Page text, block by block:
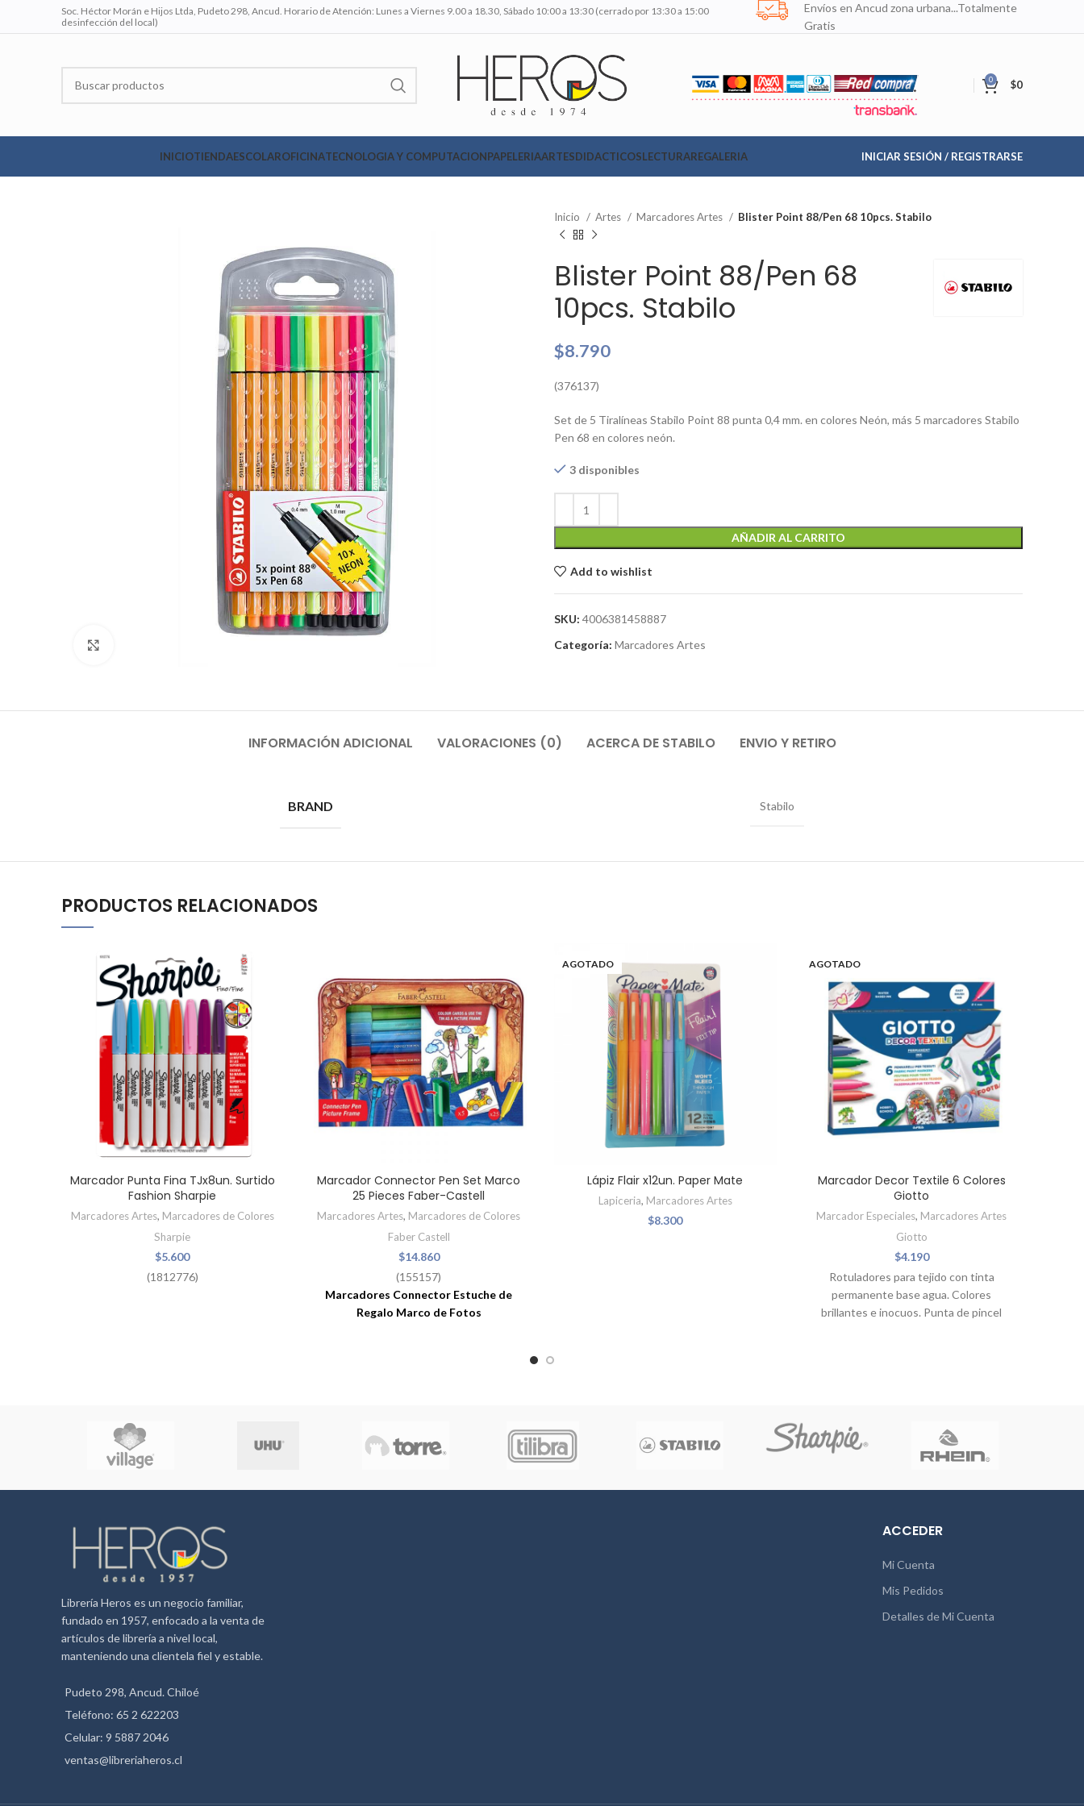
Soc. Héctor Morán e Hijos Ltda, Pudeto 298, Ancud. Horario de Atención: Lunes a Viernes 9.00 a 18.30, Sábado 10:00 a 13:30 (cerrado por 13:30 a 15:00
desinfección del local)
Envíos en Ancud zona urbana...Totalmente
Gratis
0 $0
INICIOTIENDAESCOLAROFICINATECNOLOGIA Y COMPUTACIONPAPELERIAARTESDIDACTICOSLECTURAREGALERIA INICIAR SESIÓN / REGISTRARSE
Inicio Artes Marcadores Artes Blister Point 88/Pen 68 10pcs. Stabilo
Blister Point 88/Pen 68
10pcs. Stabilo
$8.790
(376137)
Set de 5 Tiralíneas Stabilo Point 88 punta 0,4 mm. en colores Neón, más 5 marcadores Stabilo
Pen 68 en colores neón.
3 disponibles
AÑADIR AL CARRITO
Add to wishlist
SKU: 4006381458887
Categoría: Marcadores Artes
INFORMACIÓN ADICIONAL VALORACIONES (0) ACERCA DE STABILO ENVIO Y RETIRO
BRAND Stabilo
PRODUCTOS RELACIONADOS
Marcador Punta Fina TJx8un. Surtido
Fashion Sharpie
Marcadores Artes, Marcadores de Colores
Sharpie
$5.600
(1812776)
Marcador Connector Pen Set Marco
25 Pieces Faber-Castell
Marcadores Artes, Marcadores de Colores
Faber Castell
$14.860
(155157)
Marcadores Connector Estuche de
Regalo Marco de Fotos
AGOTADO
Lápiz Flair x12un. Paper Mate
Lapiceria, Marcadores Artes
$8.300
AGOTADO
Marcador Decor Textile 6 Colores
Giotto
Marcador Especiales, Marcadores Artes
Giotto
$4.190
Rotuladores para tejido con tinta
permanente base agua. Colores
brillantes e inocuos. Punta de pincel
tapón de seguridad. Guardar en
horizontal Presentación: 6 colores
marcadores permanentes especiales
flúo y amarillo flúo
Librería Heros es un negocio familiar,
fundado en 1957, enfocado a la venta de
artículos de librería a nivel local,
manteniendo una clientela fiel y estable.
Pudeto 298, Ancud. Chiloé
Teléfono: 65 2 622203
Celular: 9 5887 2046
ventas@libreriaheros.cl
ACCEDER
Mi Cuenta
Mis Pedidos
Detalles de Mi Cuenta